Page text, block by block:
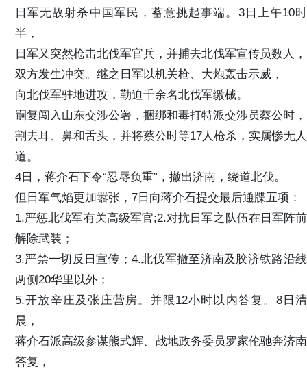
日军无故射杀中国军民，蓄意挑起事端。3日上午10时
半，
日军又突然枪击北伐军官兵，并捕去北伐军宣传员数人，
双方发生冲突。继之日军以机关枪、大炮轰击示威，
向北伐军驻地进攻，勒迫千余名北伐军缴械。
嗣复闯入山东交涉公署，捆绑和毒打特派交涉员蔡公时，
割去耳、鼻和舌头，并将蔡公时等17人枪杀，实属惨无人
道。
4日，蒋介石下令“忍辱负重”，撤出济南，绕道北伐。
但日军气焰更加嚣张，7日向蒋介石提交最后通牒五项：
1.严惩北伐军有关高级军官;2.对抗日军之队伍在日军阵前
解除武装；
3.严禁一切反日宣传；4.北伐军撤至济南及胶济铁路沿线
两侧20华里以外；
5.开放辛庄及张庄营房。并限12小时以内答复。8日清
晨，
蒋介石派高级参谋熊式辉、战地政务委员罗家伦驰奔济南
答复，